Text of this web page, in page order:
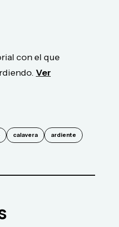
con el que
Ver
calavera ardiente